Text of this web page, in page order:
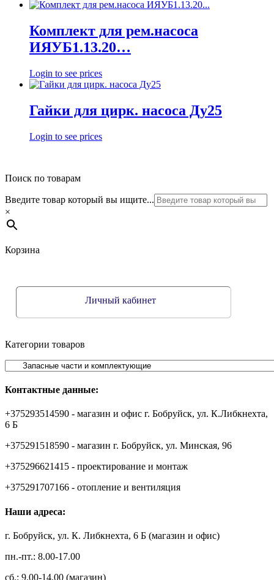
Комплект для рем.насоса
ИЯУБ1.13.20…
Login to see prices
Гайки для цирк. насоса Ду25
Login to see prices
Поиск по товарам
Введите товар который вы ищите...
×
Корзина
Личный кабинет
Категории товаров
Контактные данные:
+375293514590 - магазин и офис г. Бобруйск, ул. К.Либкнехта,
6 Б
+375291518590 - магазин г. Бобруйск, ул. Минская, 96
+375296621415 - проектирование и монтаж
+375291707166 - отопление и вентиляция
Наши адреса:
г. Бобруйск, ул. К. Либкнехта, 6 Б (магазин и офис)
пн.-пт.: 8.00-17.00
сб.: 9.00-14.00 (магазин)